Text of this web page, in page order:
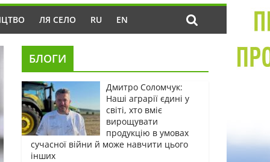
ЛЯ СЕЛО RU EN
БЛОГИ
Дмитро Соломчук:
Наші аграрії єдині у
світі, хто вміє
вирощувати
продукцію в умовах
сучасної війни й може навчити цього
інших